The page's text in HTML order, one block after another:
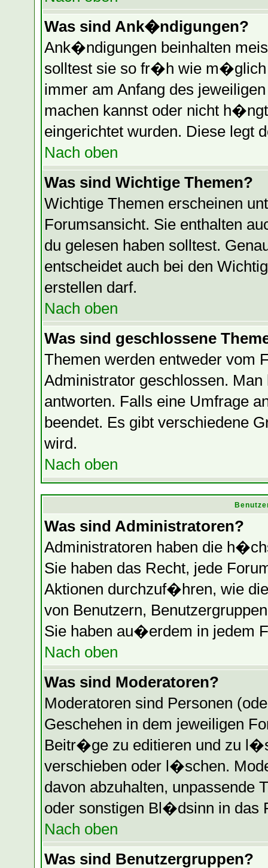
Was sind Ank�ndigungen?
Ank�ndigungen beinhalten
solltest sie so fr�h wie
immer am Anfang des
machen kannst oder nicht
eingerichtet wurden. Diese legt
Nach oben
Was sind Wichtige Themen?
Wichtige Themen erscheinen
Forumsansicht. Sie enthalten
du gelesen haben solltest.
entscheidet auch bei den
erstellen darf.
Nach oben
Was sind geschlossene
Themen werden entweder vom
Administrator geschlossen.
antworten. Falls eine Umfrage
beendet. Es gibt verschiedene
wird.
Nach oben
Was sind Administratoren?
Administratoren haben die
Sie haben das Recht, jede
Aktionen durchzuf�hren, wie
von Benutzern,
Sie haben au�erdem in jedem
Nach oben
Was sind Moderatoren?
Moderatoren sind Personen
Geschehen in dem jeweiligen
Beitr�ge zu editieren und zu
verschieben oder l�schen.
davon abzuhalten, unpassende
oder sonstigen Bl�dsinn in das
Nach oben
Was sind Benutzergruppen?